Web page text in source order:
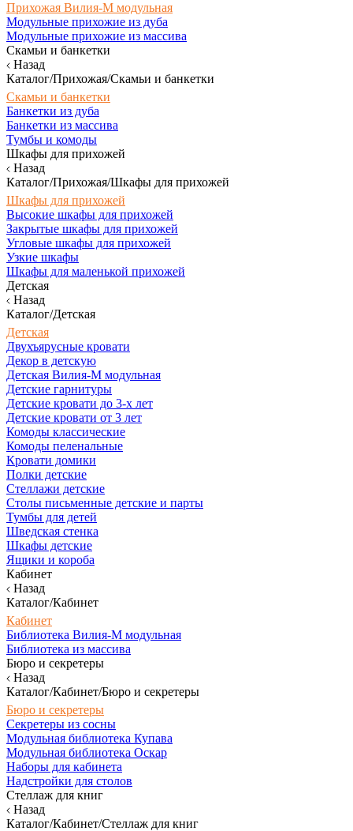
Прихожая Вилия-М модульная
Модульные прихожие из дуба
Модульные прихожие из массива
Скамьи и банкетки
Назад
Каталог/Прихожая/Скамьи и банкетки
Скамьи и банкетки
Банкетки из дуба
Банкетки из массива
Тумбы и комоды
Шкафы для прихожей
Назад
Каталог/Прихожая/Шкафы для прихожей
Шкафы для прихожей
Высокие шкафы для прихожей
Закрытые шкафы для прихожей
Угловые шкафы для прихожей
Узкие шкафы
Шкафы для маленькой прихожей
Детская
Назад
Каталог/Детская
Детская
Двухъярусные кровати
Декор в детскую
Детская Вилия-М модульная
Детские гарнитуры
Детские кровати до 3-х лет
Детские кровати от 3 лет
Комоды классические
Комоды пеленальные
Кровати домики
Полки детские
Стеллажи детские
Столы письменные детские и парты
Тумбы для детей
Шведская стенка
Шкафы детские
Ящики и короба
Кабинет
Назад
Каталог/Кабинет
Кабинет
Библиотека Вилия-М модульная
Библиотека из массива
Бюро и секретеры
Назад
Каталог/Кабинет/Бюро и секретеры
Бюро и секретеры
Секретеры из сосны
Модульная библиотека Купава
Модульная библиотека Оскар
Наборы для кабинета
Надстройки для столов
Стеллаж для книг
Назад
Каталог/Кабинет/Стеллаж для книг